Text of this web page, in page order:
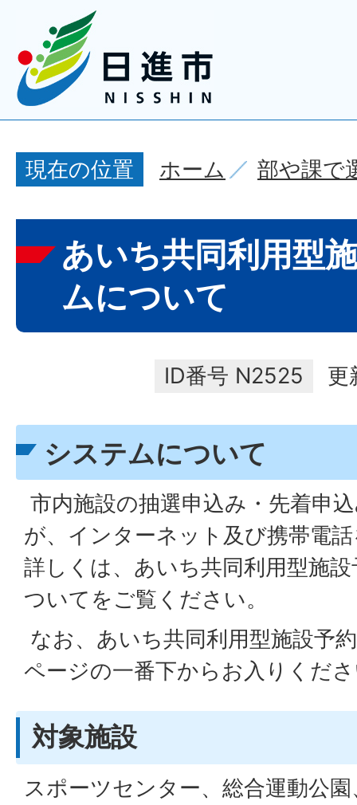
現在の位置 ホーム 部や課で
あいち共同利用型
ムについて
ID番号 N2525 更
システムについて
市内施設の抽選申込み・先着申
が、インターネット及び携帯電
詳しくは、あいち共同利用型施
ついてをご覧ください。
なお、あいち共同利用型施設予
ページの一番下からお入りくだ
対象施設
スポーツセンター、総合運動公